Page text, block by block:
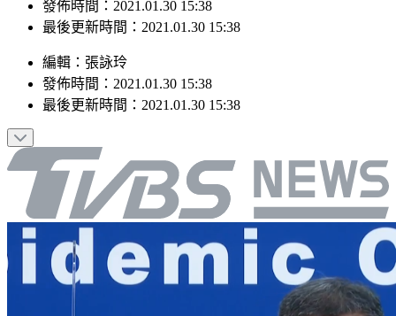
編輯：張詠玲
發佈時間：2021.01.30 15:38
編輯：張詠玲
發佈時間：2021.01.30 15:38